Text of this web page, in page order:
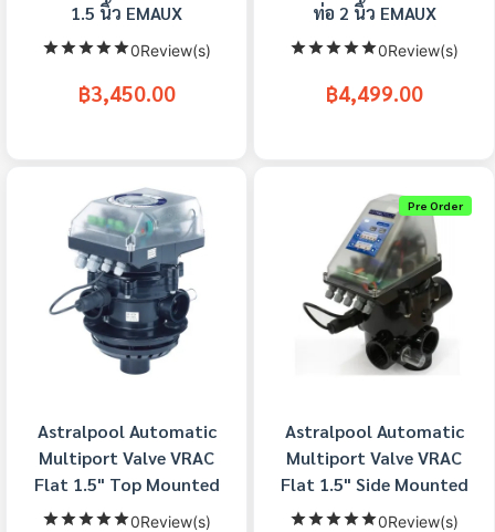
1.5 นิ้ว EMAUX
0Review(s)
฿3,450.00
ท่อ 2 นิ้ว EMAUX
0Review(s)
฿4,499.00
Astralpool Automatic
Multiport Valve VRAC
Flat 1.5" Top Mounted
0Review(s)
Pre Order
Astralpool Automatic
Multiport Valve VRAC
Flat 1.5" Side Mounted
0Review(s)